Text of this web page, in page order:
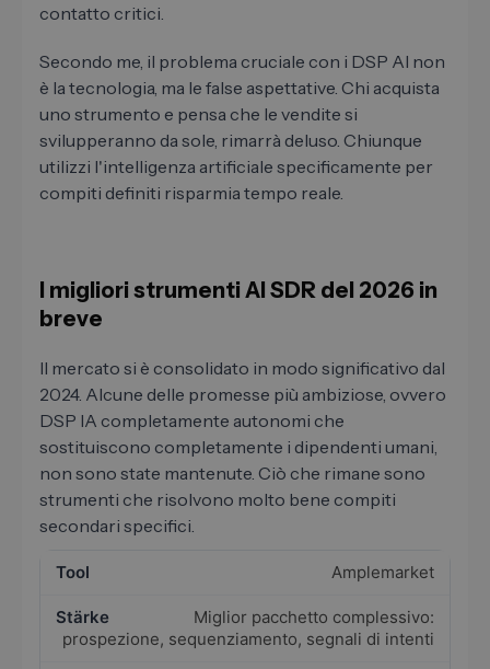
contatto critici.
Secondo me, il problema cruciale con i DSP AI non
è la tecnologia, ma le false aspettative. Chi acquista
uno strumento e pensa che le vendite si
svilupperanno da sole, rimarrà deluso. Chiunque
utilizzi l'intelligenza artificiale specificamente per
compiti definiti risparmia tempo reale.
I migliori strumenti AI SDR del 2026 in
breve
Il mercato si è consolidato in modo significativo dal
2024. Alcune delle promesse più ambiziose, ovvero
DSP IA completamente autonomi che
sostituiscono completamente i dipendenti umani,
non sono state mantenute. Ciò che rimane sono
strumenti che risolvono molto bene compiti
secondari specifici.
Amplemarket
Miglior pacchetto complessivo:
prospezione, sequenziamento, segnali di intenti